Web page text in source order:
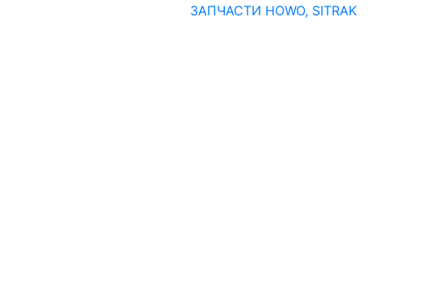
ЗАПЧАСТИ HOWO, SITRAK